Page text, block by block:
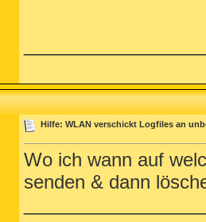
Hilfe: WLAN verschickt Logfiles an
Wo ich wann auf
senden & dann